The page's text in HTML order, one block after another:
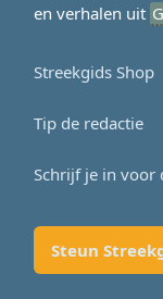
en verhalen uit
Streekgids Shop
Tip de redactie
Schrijf je in voor
Steun